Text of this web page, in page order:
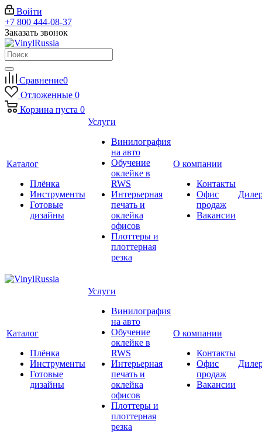
Войти
+7 800 444-08-37
Заказать звонок
Сравнение0
Отложенные 0
Корзина пуста 0
Каталог
Плёнка
Инструменты
Готовые
дизайны
Услуги
Винилография
на авто
Обучение
оклейке в
RWS
Интерьерная
печать и
оклейка
офисов
Плоттеры и
плоттерная
резка
О компании
Контакты
Офис
продаж
Вакансии
Каталог
Плёнка
Инструменты
Готовые
дизайны
Услуги
Винилография
на авто
Обучение
оклейке в
RWS
Интерьерная
печать и
оклейка
офисов
Плоттеры и
плоттерная
резка
О компании
Контакты
Офис
продаж
Вакансии